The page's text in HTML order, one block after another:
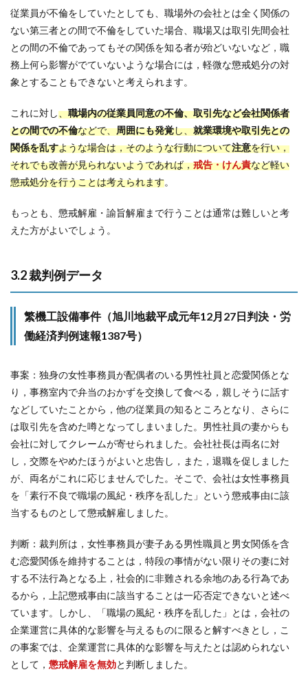
従業員が不倫をしていたとしても、職場外の会社とは全く関係の
ない第三者との間で不倫をしていた場合、職場又は取引先間会社
との間の不倫であってもその関係を知る者が殆どいないなど，職
務上何ら影響がでていないような場合には，軽微な懲戒処分の対
象とすることもできないと考えられます。
これに対し、職場内の従業員同意の不倫、取引先など会社関係者
との間での不倫などで、周囲にも発覚し、就業環境や取引先との
関係を乱すような場合は，そのような行動について注意を行い，
それでも改善が見られないようであれば，戒告・けん責など軽い
懲戒処分を行うことは考えられます。
もっとも、懲戒解雇・諭旨解雇まで行うことは通常は難しいと考
えた方がよいでしょう。
3.2 裁判例データ
繁機工設備事件（旭川地裁平成元年12月27日判決・労
働経済判例速報1387号）
事案：独身の女性事務員が配偶者のいる男性社員と恋愛関係とな
り，事務室内で弁当のおかずを交換して食べる，親しそうに話す
などしていたことから，他の従業員の知るところとなり、さらに
は取引先を含めた噂となってしまいました。男性社員の妻からも
会社に対してクレームが寄せられました。会社社長は両名に対
し，交際をやめたほうがよいと忠告し，また，退職を促しました
が、両名がこれに応じませんでした。そこで、会社は女性事務員
を「素行不良で職場の風紀・秩序を乱した」という懲戒事由に該
当するものとして懲戒解雇しました。
判断：裁判所は，女性事務員が妻子ある男性職員と男女関係を含
む恋愛関係を維持することは，特段の事情がない限りその妻に対
する不法行為となる上，社会的に非難される余地のある行為であ
るから，上記懲戒事由に該当することは一応否定できないと述べ
ています。しかし、「職場の風紀・秩序を乱した」とは，会社の
企業運営に具体的な影響を与えるものに限ると解すべきとし，こ
の事案では、企業運営に具体的な影響を与えたとは認められない
として， 懲戒解雇を無効と判断しました。